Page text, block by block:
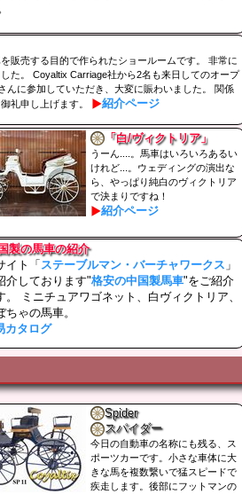
販売する目的で作られたショールームです。 非常に
た。 Coyaltix Carriage社から2名も来日してのオープ
んに参加していただき、大変に賑わいました。 関係
礼申し上げます。
紹介ページ
「白/ヴィクトリア」
うーん....。馬車はいろいろあるい
けれど...。ウェディングの演出な
ら、やっぱり純白のヴィクトリア
で決まりですね！
紹介ページ
製の馬車の紹介
イト「 ステーブルマン・バーチャワークス 」
介しております"格安の中国製馬車"をご紹介
。 ミニチュアワゴネット、白ヴィクトリア、
ちゃの馬車。
カタログ
Spider
スパイダー
今日の自動車の名称にも残る、ス
ポーツカーです。小さな車体に大
きな馬を複数繋いで猛スピードで
疾走します。後部にフットマンの